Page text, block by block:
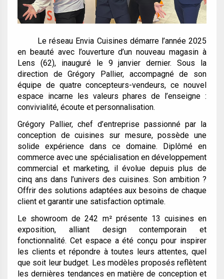
Le réseau Envia Cuisines démarre l’année 2025
en beauté avec l’ouverture d’un nouveau magasin à
Lens (62), inauguré le 9 janvier dernier. Sous la
direction de Grégory Pallier, accompagné de son
équipe de quatre concepteurs-vendeurs, ce nouvel
espace incarne les valeurs phares de l’enseigne :
convivialité, écoute et personnalisation.
Grégory Pallier, chef d’entreprise passionné par la
conception de cuisines sur mesure, possède une
solide expérience dans ce domaine. Diplômé en
commerce avec une spécialisation en développement
commercial et marketing, il évolue depuis plus de
cinq ans dans l’univers des cuisines. Son ambition ?
Offrir des solutions adaptées aux besoins de chaque
client et garantir une satisfaction optimale.
Le showroom de 242 m² présente 13 cuisines en
exposition, alliant design contemporain et
fonctionnalité. Cet espace a été conçu pour inspirer
les clients et répondre à toutes leurs attentes, quel
que soit leur budget. Les modèles proposés reflètent
les dernières tendances en matière de conception et